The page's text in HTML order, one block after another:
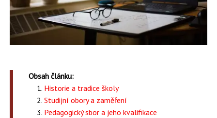
Obsah článku:
Historie a tradice školy
Studijní obory a zaměření
Pedagogický sbor a jeho kvalifikace